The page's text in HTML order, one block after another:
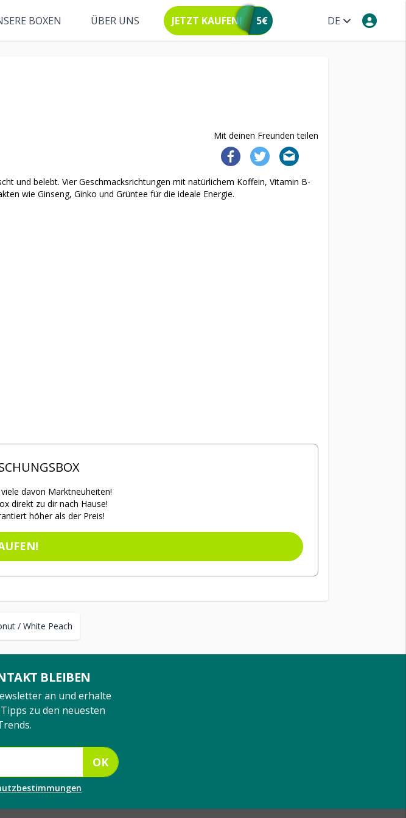
DE
BOXEN ÜBER UNS JETZT KAUFEN! 5€
/ White Peach
Mit deinen Freunden teilen
und belebt. Vier Geschmacksrichtungen mit natürlichem Koffein, Vitamin B-
wie Ginseng, Ginko und Grüntee für die ideale Energie.
davon Marktneuheiten!
direkt zu dir nach Hause!
höher als der Preis!
BLEIBEN
an und erhalte
zu den neuesten
OK